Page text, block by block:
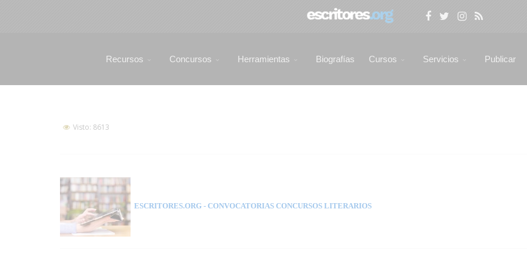
Recursos Concursos Herramientas Biografías Cursos Servicios Publicar
Visto: 8613
ESCRITORES.ORG - CONVOCATORIAS CONCURSOS LITERARIOS